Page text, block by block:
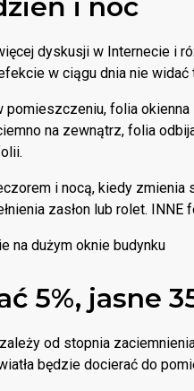
dyskusji w Internecie i
w ciągu dnia nie
pomieszczeniu, folia
na zewnątrz, folia
i nocą, kiedy zmienia
zasłon lub rolet.
5%, jasne
od stopnia
będzie docierać do